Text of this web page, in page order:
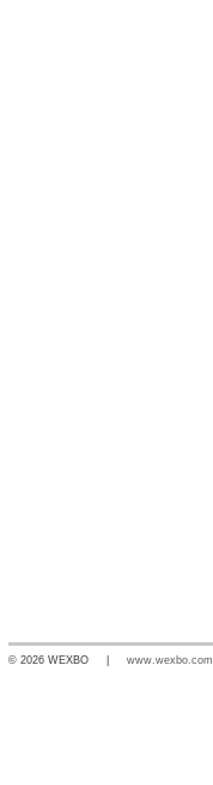
© 2026 WEXBO | www.wexbo.com